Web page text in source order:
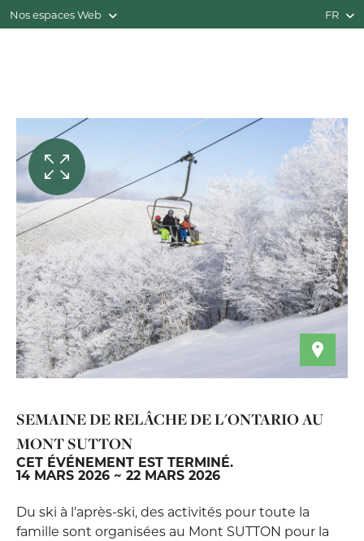
Nos espaces Web FR
SEMAINE DE RELÂCHE DE L'ONTARIO AU
MONT SUTTON
CET ÉVÉNEMENT EST TERMINÉ.
14 MARS 2026 ~ 22 MARS 2026
Du ski à l'après-ski, des activités pour toute la
famille sont organisées au Mont SUTTON pour la